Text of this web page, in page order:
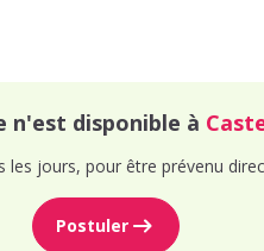
n'est disponible à
les jours, pour être prévenu
Postuler